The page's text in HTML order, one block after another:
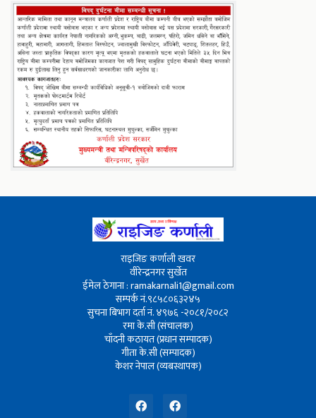
राइजिङ कर्णाली खवर
वीरेन्द्रनगर सुर्खेत
ईमेल ठेगाना : ramakarnali1@gmail.com
सम्पर्क नं.९८५८०६३२४५
सुचना बिभाग दर्ता नं. ४९७६ -२०८१/२०८२
रमा के.सी (संचालक)
चाँदनी कठायत (प्रधान सम्पादक)
गीता के.सी (सम्पादक)
केशर नेपाल (व्यबस्थापक)